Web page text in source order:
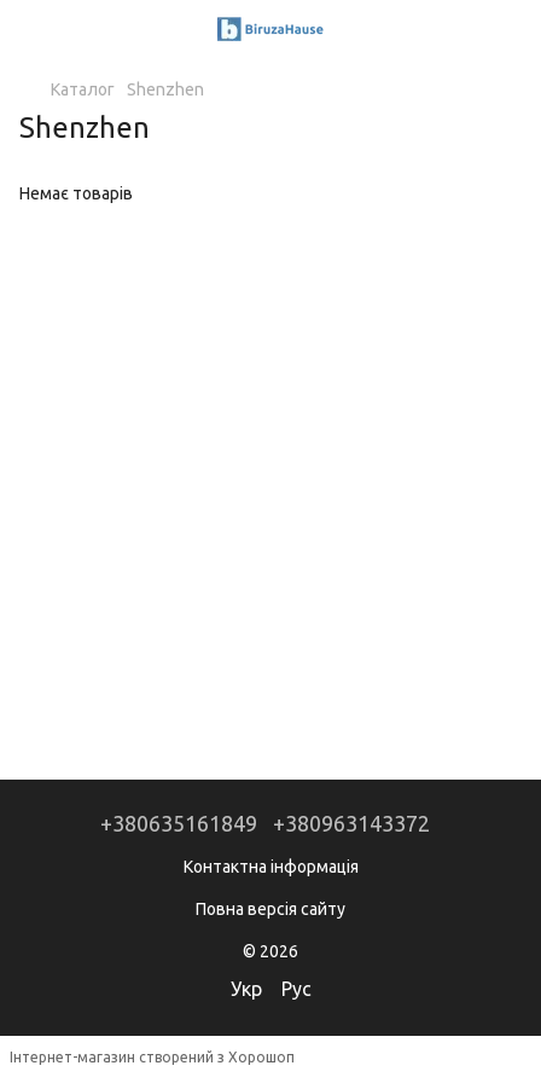
Каталог Shenzhen
Shenzhen
Немає товарів
+380635161849 +380963143372
Контактна інформація
Повна версія сайту
© 2026
Укр Рус
Інтернет-магазин створений з Хорошоп